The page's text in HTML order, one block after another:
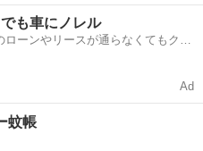
ビー用品
も車にノレル
ローンやリースが通らなくてもクル
Ad
蚊帳